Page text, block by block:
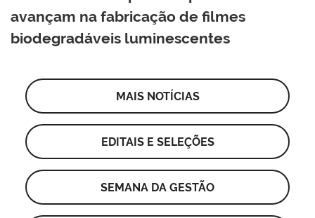
avançam na fabricação de filmes
biodegradáveis luminescentes
MAIS NOTÍCIAS
EDITAIS E SELEÇÕES
SEMANA DA GESTÃO